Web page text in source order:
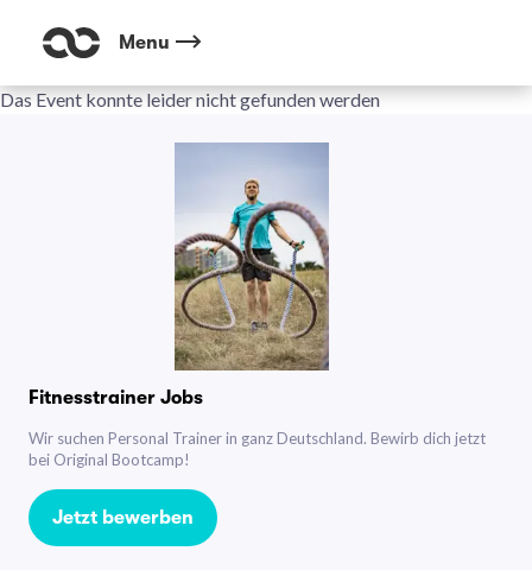
Menu
Das Event konnte leider nicht gefunden werden
Fitnesstrainer Jobs
Wir suchen Personal Trainer in ganz Deutschland. Bewirb dich jetzt
bei Original Bootcamp!
Jetzt bewerben